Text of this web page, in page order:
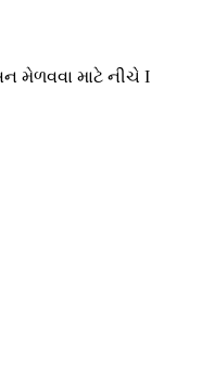
મેળવવા માટે નીચે I